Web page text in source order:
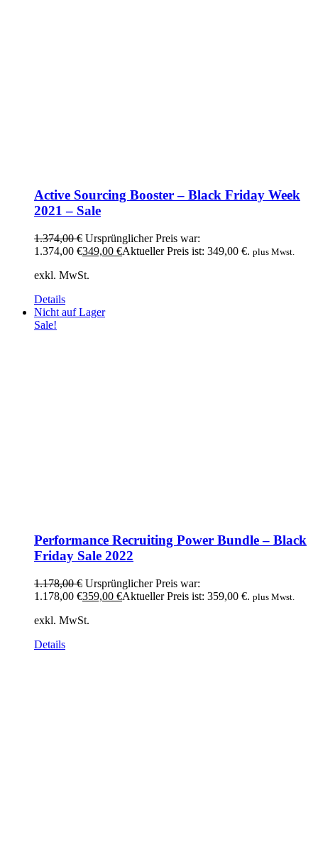
Active Sourcing Booster – Black Friday Week
2021 – Sale
1.374,00€ Ursprünglicher Preis war:
1.374,00 €349,00 €Aktueller Preis ist: 349,00 €. plus Mwst.
exkl. MwSt.
Details
Nicht auf Lager
Sale!
Performance Recruiting Power Bundle – Black
Friday Sale 2022
1.178,00€ Ursprünglicher Preis war:
1.178,00 €359,00 €Aktueller Preis ist: 359,00 €. plus Mwst.
exkl. MwSt.
Details